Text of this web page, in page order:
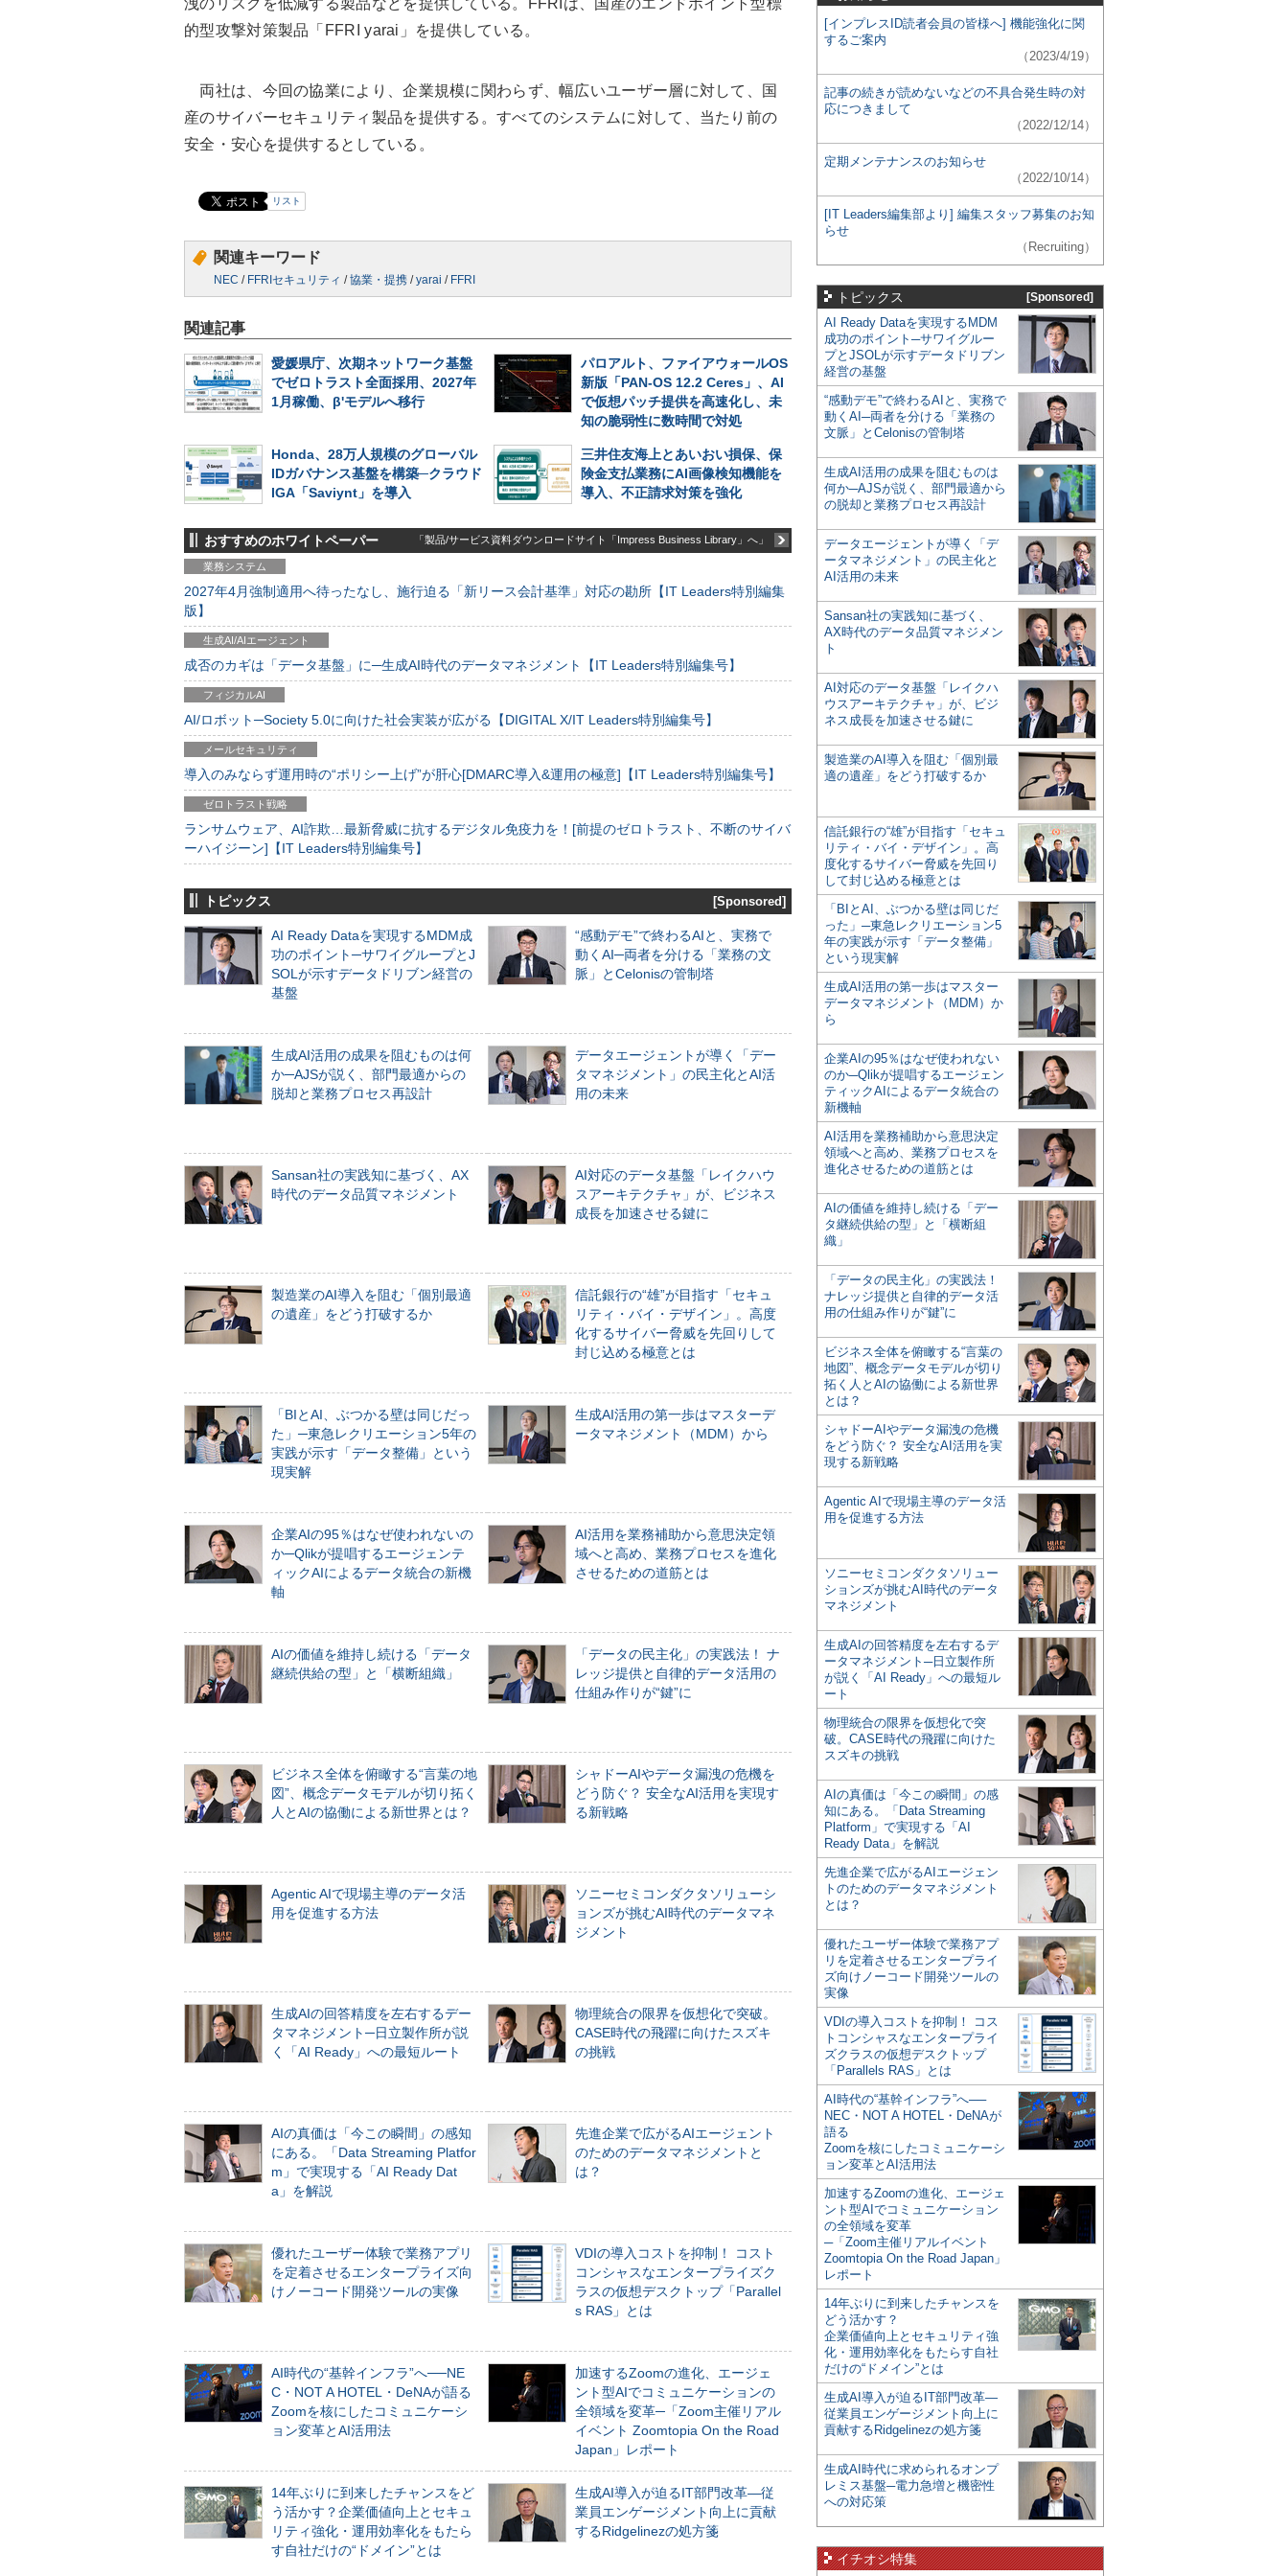
洩のリスクを低減する製品などを提供している。FFRIは、国産のエンドポイント型標
的型攻撃対策製品「FFRI yarai」を提供している。
両社は、今回の協業により、企業規模に関わらず、幅広いユーザー層に対して、国
産のサイバーセキュリティ製品を提供する。すべてのシステムに対して、当たり前の
安全・安心を提供するとしている。
リスト
関連キーワード
NEC / FFRIセキュリティ /協業・提携 /yarai / FFRI
関連記事
愛媛県庁、次期ネットワーク基盤
でゼロトラスト全面採用、2027年
1月稼働、β'モデルへ移行
パロアルト、ファイアウォールOS
新版「PAN-OS 12.2 Ceres」、AI
で仮想パッチ提供を高速化し、未
知の脆弱性に数時間で対処
Honda、28万人規模のグローバル
IDガバナンス基盤を構築─クラウド
IGA「Saviynt」を導入
三井住友海上とあいおい損保、保
険金支払業務にAI画像検知機能を
導入、不正請求対策を強化
おすすめのホワイトペーパー 「製品/サービス資料ダウンロードサイト「Impress Business Library」へ」
業務システム
2027年4月強制適用へ待ったなし、施行迫る「新リース会計基準」対応の勘所【IT Leaders特別編集
版】
生成AI/AIエージェント
成否のカギは「データ基盤」に─生成AI時代のデータマネジメント【IT Leaders特別編集号】
フィジカルAI
AI/ロボット─Society 5.0に向けた社会実装が広がる【DIGITAL X/IT Leaders特別編集号】
メールセキュリティ
導入のみならず運用時の“ポリシー上げ”が肝心[DMARC導入&運用の極意]【IT Leaders特別編集号】
ゼロトラスト戦略
ランサムウェア、AI詐欺…最新脅威に抗するデジタル免疫力を！[前提のゼロトラスト、不断のサイバ
ーハイジーン]【IT Leaders特別編集号】
トピックス [Sponsored]
AI Ready Dataを実現するMDM成
功のポイント─サワイグループとJ
SOLが示すデータドリブン経営の
基盤
“感動デモ”で終わるAIと、実務で
動くAI─両者を分ける「業務の文
脈」とCelonisの管制塔
生成AI活用の成果を阻むものは何
か─AJSが説く、部門最適からの
脱却と業務プロセス再設計
データエージェントが導く「デー
タマネジメント」の民主化とAI活
用の未来
Sansan社の実践知に基づく、AX
時代のデータ品質マネジメント
AI対応のデータ基盤「レイクハウ
スアーキテクチャ」が、ビジネス
成長を加速させる鍵に
製造業のAI導入を阻む「個別最適
の遺産」をどう打破するか
信託銀行の“雄”が目指す「セキュ
リティ・バイ・デザイン」。高度
化するサイバー脅威を先回りして
封じ込める極意とは
「BIとAI、ぶつかる壁は同じだっ
た」─東急レクリエーション5年の
実践が示す「データ整備」という
現実解
生成AI活用の第一歩はマスターデ
ータマネジメント（MDM）から
企業AIの95％はなぜ使われないの
か─Qlikが提唱するエージェンテ
ィックAIによるデータ統合の新機
軸
AI活用を業務補助から意思決定領
域へと高め、業務プロセスを進化
させるための道筋とは
AIの価値を維持し続ける「データ
継続供給の型」と「横断組織」
「データの民主化」の実践法！ ナ
レッジ提供と自律的データ活用の
仕組み作りが“鍵”に
ビジネス全体を俯瞰する“言葉の地
図”、概念データモデルが切り拓く
人とAIの協働による新世界とは？
シャドーAIやデータ漏洩の危機を
どう防ぐ？ 安全なAI活用を実現す
る新戦略
Agentic AIで現場主導のデータ活
用を促進する方法
ソニーセミコンダクタソリューシ
ョンズが挑むAI時代のデータマネ
ジメント
生成AIの回答精度を左右するデー
タマネジメント─日立製作所が説
く「AI Ready」への最短ルート
物理統合の限界を仮想化で突破。
CASE時代の飛躍に向けたスズキ
の挑戦
AIの真価は「今この瞬間」の感知
にある。「Data Streaming Platfor
m」で実現する「AI Ready Dat
a」を解説
先進企業で広がるAIエージェント
のためのデータマネジメントと
は？
優れたユーザー体験で業務アプリ
を定着させるエンタープライズ向
けノーコード開発ツールの実像
VDIの導入コストを抑制！ コスト
コンシャスなエンタープライズク
ラスの仮想デスクトップ「Parallel
s RAS」とは
AI時代の“基幹インフラ”へ──NE
C・NOT A HOTEL・DeNAが語る
Zoomを核にしたコミュニケーシ
ョン変革とAI活用法
加速するZoomの進化、エージェ
ント型AIでコミュニケーションの
全領域を変革─「Zoom主催リアル
イベント Zoomtopia On the Road
Japan」レポート
14年ぶりに到来したチャンスをど
う活かす？企業価値向上とセキュ
リティ強化・運用効率化をもたら
す自社だけの“ドメイン”とは
生成AI導入が迫るIT部門改革―従
業員エンゲージメント向上に貢献
するRidgelinezの処方箋
[インプレスID読者会員の皆様へ] 機能強化に関
するご案内
（2023/4/19）
記事の続きが読めないなどの不具合発生時の対
応につきまして
（2022/12/14）
定期メンテナンスのお知らせ
（2022/10/14）
[IT Leaders編集部より] 編集スタッフ募集のお知
らせ
（Recruiting）
トピックス [Sponsored]
AI Ready Dataを実現するMDM
成功のポイント─サワイグルー
プとJSOLが示すデータドリブン
経営の基盤
“感動デモ”で終わるAIと、実務で
動くAI─両者を分ける「業務の
文脈」とCelonisの管制塔
生成AI活用の成果を阻むものは
何か─AJSが説く、部門最適から
の脱却と業務プロセス再設計
データエージェントが導く「デ
ータマネジメント」の民主化と
AI活用の未来
Sansan社の実践知に基づく、
AX時代のデータ品質マネジメン
ト
AI対応のデータ基盤「レイクハ
ウスアーキテクチャ」が、ビジ
ネス成長を加速させる鍵に
製造業のAI導入を阻む「個別最
適の遺産」をどう打破するか
信託銀行の“雄”が目指す「セキュ
リティ・バイ・デザイン」。高
度化するサイバー脅威を先回り
して封じ込める極意とは
「BIとAI、ぶつかる壁は同じだ
った」─東急レクリエーション5
年の実践が示す「データ整備」
という現実解
生成AI活用の第一歩はマスター
データマネジメント（MDM）か
ら
企業AIの95％はなぜ使われない
のか─Qlikが提唱するエージェン
ティックAIによるデータ統合の
新機軸
AI活用を業務補助から意思決定
領域へと高め、業務プロセスを
進化させるための道筋とは
AIの価値を維持し続ける「デー
タ継続供給の型」と「横断組
織」
「データの民主化」の実践法！
ナレッジ提供と自律的データ活
用の仕組み作りが“鍵”に
ビジネス全体を俯瞰する“言葉の
地図”、概念データモデルが切り
拓く人とAIの協働による新世界
とは？
シャドーAIやデータ漏洩の危機
をどう防ぐ？ 安全なAI活用を実
現する新戦略
Agentic AIで現場主導のデータ活
用を促進する方法
ソニーセミコンダクタソリュー
ションズが挑むAI時代のデータ
マネジメント
生成AIの回答精度を左右するデ
ータマネジメント─日立製作所
が説く「AI Ready」への最短ル
ート
物理統合の限界を仮想化で突
破。CASE時代の飛躍に向けた
スズキの挑戦
AIの真価は「今この瞬間」の感
知にある。「Data Streaming
Platform」で実現する「AI
Ready Data」を解説
先進企業で広がるAIエージェン
トのためのデータマネジメント
とは？
優れたユーザー体験で業務アプ
リを定着させるエンタープライ
ズ向けノーコード開発ツールの
実像
VDIの導入コストを抑制！ コス
トコンシャスなエンタープライ
ズクラスの仮想デスクトップ
「Parallels RAS」とは
AI時代の“基幹インフラ”へ──
NEC・NOT A HOTEL・DeNAが
語る
Zoomを核にしたコミュニケーシ
ョン変革とAI活用法
加速するZoomの進化、エージェ
ント型AIでコミュニケーション
の全領域を変革
─「Zoom主催リアルイベント
Zoomtopia On the Road Japan」
レポート
14年ぶりに到来したチャンスを
どう活かす？
企業価値向上とセキュリティ強
化・運用効率化をもたらす自社
だけの“ドメイン”とは
生成AI導入が迫るIT部門改革―
従業員エンゲージメント向上に
貢献するRidgelinezの処方箋
生成AI時代に求められるオンプ
レミス基盤─電力急増と機密性
への対応策
イチオシ特集